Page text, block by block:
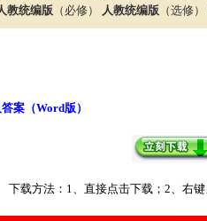
教统编版 （必修） 人教统编版 （选修）
案（Word版）
下载方法：1、直接点击下载；2、右